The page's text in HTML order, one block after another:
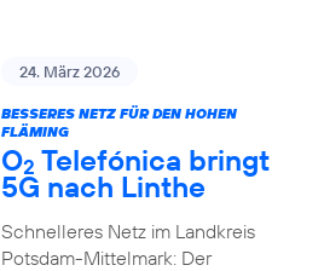
24. März 2026
BESSERES NETZ FÜR DEN HOHEN
FLÄMING
O2 Telefónica bringt
5G nach Linthe
Schnelleres Netz im Landkreis
Potsdam-Mittelmark: Der